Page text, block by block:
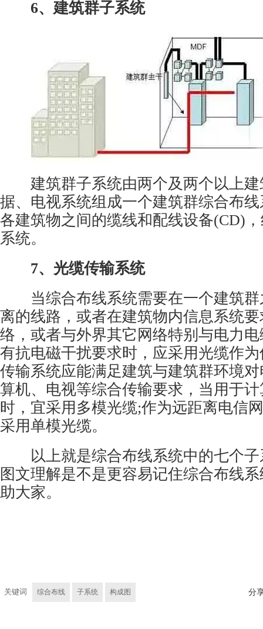
6、建筑群子系统
建筑群子系统由两个及两个以上建
据、电视系统组成一个建筑群综合布
各建筑物之间的缆线和配线设备(CD)
系统。
7、光缆传输系统
当综合布线系统需要在一个建筑群
离的线路，或者在建筑物内信息系统
络，或者与外界其它网络特别与电力
有抗电磁干扰要求时，应采用光缆作
传输系统应能满足建筑与建筑群环境
算机、电视等综合传输要求，当用于
时，宜采用多模光缆;作为远距离电信
采用单模光缆。
以上就是综合布线系统中的七个子
图文理解是不是更容易记住综合布线
助大家。
关键词 综合布线 子系统 构成图 分